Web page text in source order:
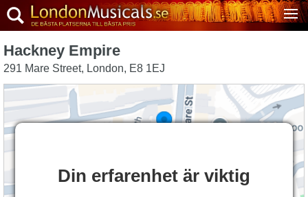
Hackney Empire
291 Mare Street, London, E8 1EJ
Din erfarenhet är viktig